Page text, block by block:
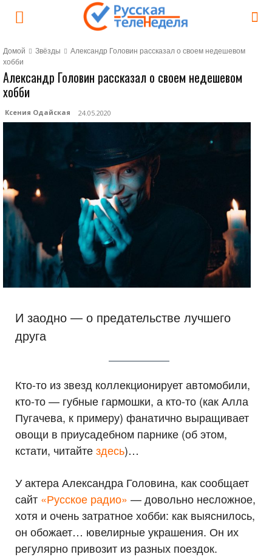
Домой Звёзды
Александр Головин рассказал о своем недешевом
хобби
Александр Головин рассказал о своем недешевом
хобби
Ксения Одайская 24.05.2020
И заодно — о предательстве лучшего
друга
Кто-то из звезд коллекционирует автомобили,
кто-то — губные гармошки, а кто-то (как Алла
Пугачева, к примеру) фанатично выращивает
овощи в приусадебном парнике (об этом,
кстати, читайтездесь)…
У актера Александра Головина, как сообщает
сайт «Русское радио» — довольно несложное,
хотя и очень затратное хобби: как выяснилось,
он обожает… ювелирные украшения. Он их
регулярно привозит из разных поездок.